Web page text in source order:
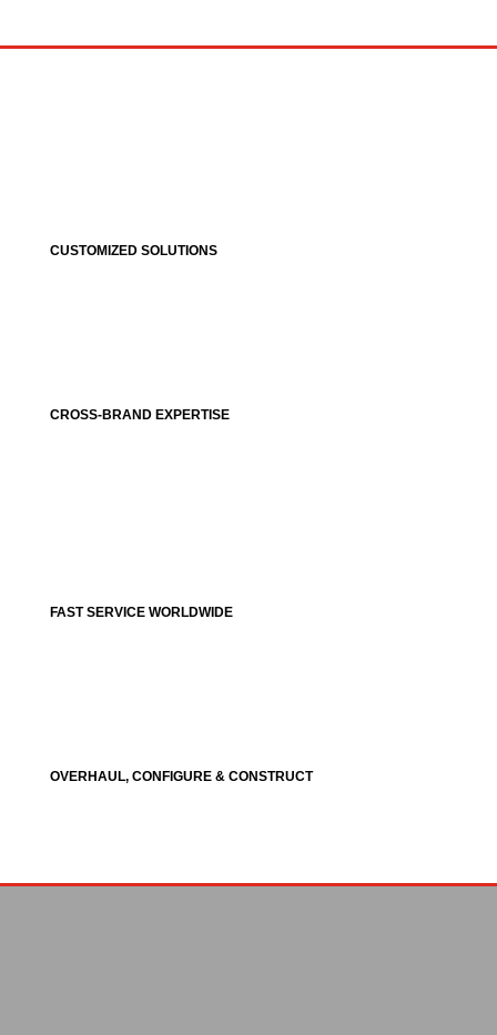
CUSTOMIZED SOLUTIONS
CROSS-BRAND EXPERTISE
FAST SERVICE WORLDWIDE
OVERHAUL, CONFIGURE & CONSTRUCT